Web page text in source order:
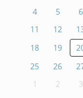
4
5 6
11
12
18
19
25
26
1
2 3